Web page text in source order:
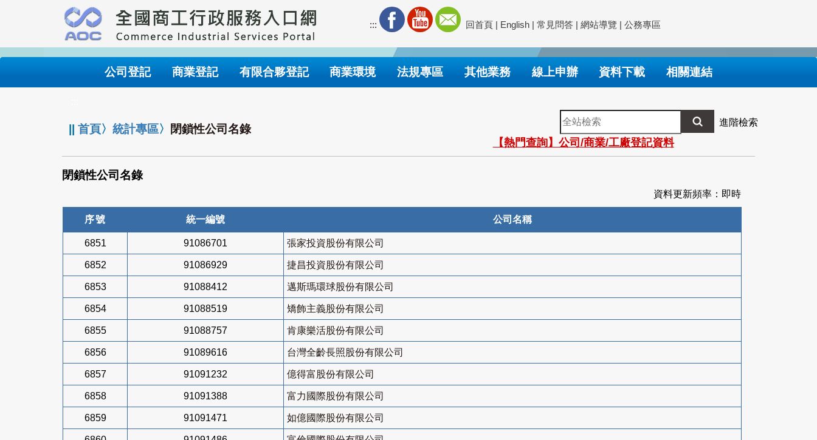
要
內
::: 回首頁 | English | 常見問答 | 網站導覽 | 公務專區
公司登記 商業登記 有限合夥登記 商業環境 法規專區 其他業務 線上申辦 資料下載 相關連結
||首頁〉統計專區〉 閉鎖性公司名錄
全
站
檢
索
進階檢索
【熱門查詢】公司/商業/工廠登記資料
閉鎖性公司名錄
資料更新頻率：即時
序號 統一編號 公司名稱
6851 91086701 張家投資股份有限公司
6852 91086929 捷昌投資股份有限公司
6853 91088412 邁斯瑪環球股份有限公司
6854 91088519 矯飾主義股份有限公司
6855 91088757 肯康樂活股份有限公司
6856 91089616 台灣全齡長照股份有限公司
6857 91091232 億得富股份有限公司
6858 91091388 富力國際股份有限公司
6859 91091471 如億國際股份有限公司